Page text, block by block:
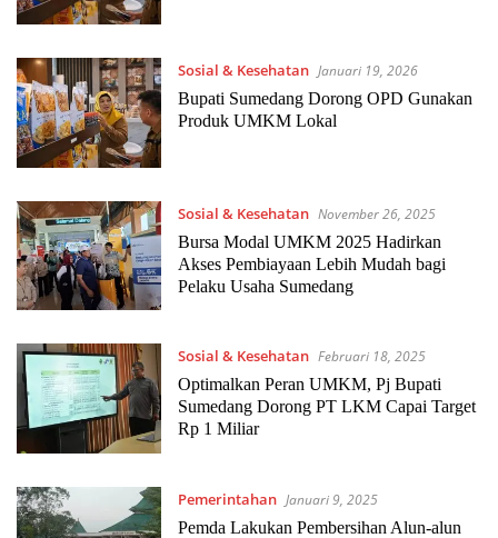
Sosial & Kesehatan Januari 19, 2026
Bupati Sumedang Dorong OPD Gunakan
Produk UMKM Lokal
Sosial & Kesehatan November 26, 2025
Bursa Modal UMKM 2025 Hadirkan
Akses Pembiayaan Lebih Mudah bagi
Pelaku Usaha Sumedang
Sosial & Kesehatan Februari 18, 2025
Optimalkan Peran UMKM, Pj Bupati
Sumedang Dorong PT LKM Capai Target
Rp 1 Miliar
Pemerintahan Januari 9, 2025
Pemda Lakukan Pembersihan Alun-alun